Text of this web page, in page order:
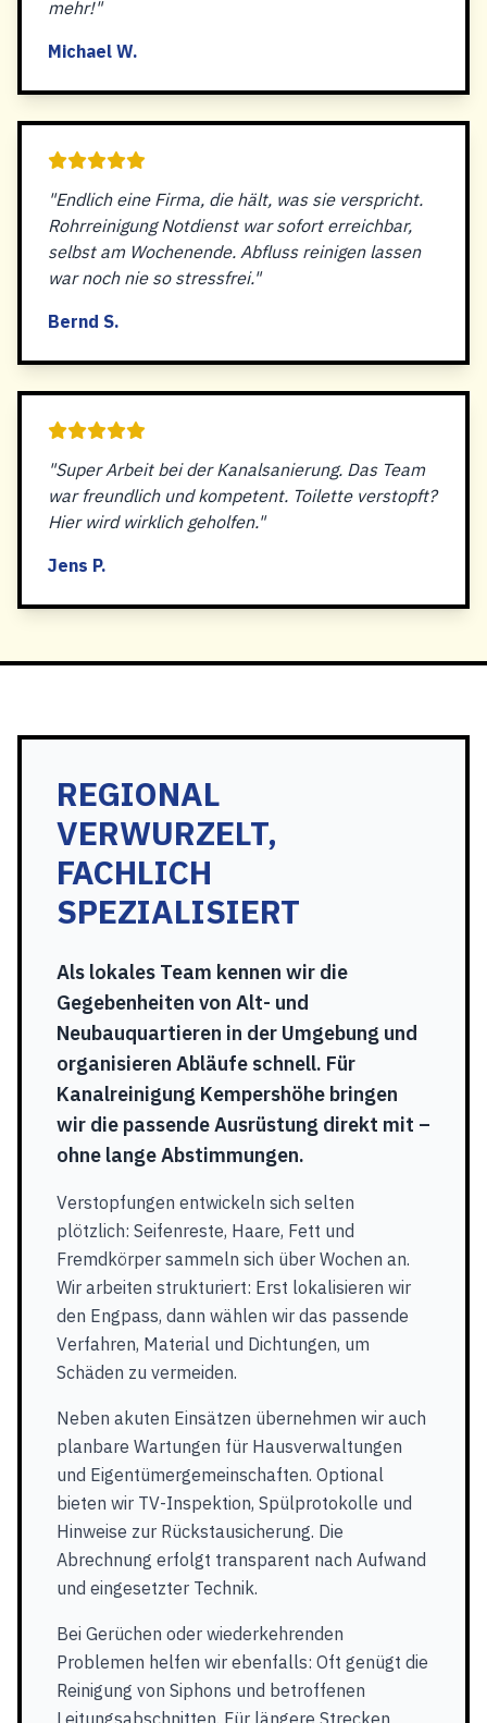
mehr!"
Michael W.
"Endlich eine Firma, die hält, was sie verspricht.
Rohrreinigung Notdienst war sofort erreichbar,
selbst am Wochenende. Abfluss reinigen lassen
war noch nie so stressfrei."
Bernd S.
"Super Arbeit bei der Kanalsanierung. Das Team
war freundlich und kompetent. Toilette verstopft?
Hier wird wirklich geholfen."
Jens P.
REGIONAL
VERWURZELT,
FACHLICH
SPEZIALISIERT
Als lokales Team kennen wir die
Gegebenheiten von Alt- und
Neubauquartieren in der Umgebung und
organisieren Abläufe schnell. Für
Kanalreinigung Kempershöhe bringen
wir die passende Ausrüstung direkt mit –
ohne lange Abstimmungen.
Verstopfungen entwickeln sich selten
plötzlich: Seifenreste, Haare, Fett und
Fremdkörper sammeln sich über Wochen an.
Wir arbeiten strukturiert: Erst lokalisieren wir
den Engpass, dann wählen wir das passende
Verfahren, Material und Dichtungen, um
Schäden zu vermeiden.
Neben akuten Einsätzen übernehmen wir auch
planbare Wartungen für Hausverwaltungen
und Eigentümergemeinschaften. Optional
bieten wir TV-Inspektion, Spülprotokolle und
Hinweise zur Rückstausicherung. Die
Abrechnung erfolgt transparent nach Aufwand
und eingesetzter Technik.
Bei Gerüchen oder wiederkehrenden
Problemen helfen wir ebenfalls: Oft genügt die
Reinigung von Siphons und betroffenen
Leitungsabschnitten. Für längere Strecken